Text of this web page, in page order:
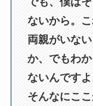
ないから。
両親がいな
か、でもわ
ないんですよ
そんなにこ